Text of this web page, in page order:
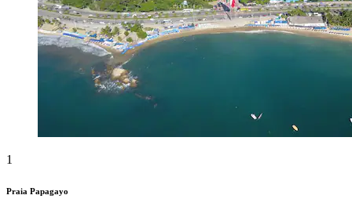
1
Praia Papagayo